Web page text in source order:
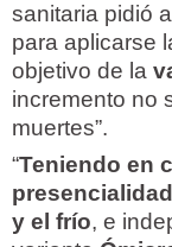
sanitaria pidió
para aplicarse
objetivo de la
incremento no
muertes”.
“Teniendo en
y el frío, e